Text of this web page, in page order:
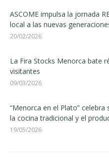
ASCOME impulsa la jornada
local a las nuevas
20/02/2026
La Fira Stocks Menorca bate
visitantes
09/03/2026
“Menorca en el Plato”
la cocina tradicional y el
19/05/2026